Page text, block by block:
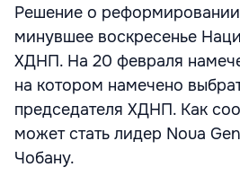
Решение о
минувшее воскресенье
ХДНП. На 20 февраля
на котором намечено
председателя ХДНП. Как
может стать лидер Noua
Чобану.